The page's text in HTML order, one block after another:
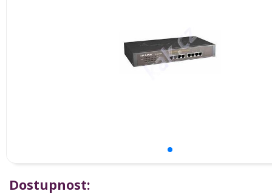
Dostupnost: